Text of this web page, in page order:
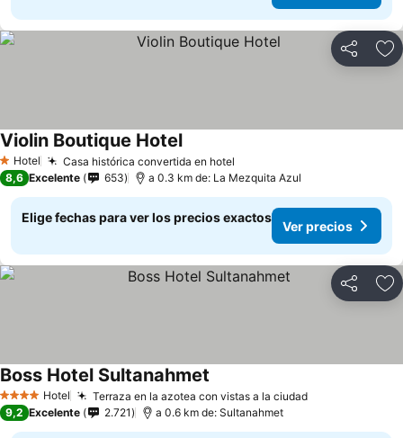
Compartir
1 Estrellas
Hotel Casa histórica convertida en hotel
Violin Boutique Hotel
8,6 Excelente 653 a 0.3 km de: La Mezquita Azul
Elige fechas para ver los precios exactos
Ver precios
Compartir
4 EstrellasHotel Terraza en la azotea con vistas a la ciudad
Boss Hotel Sultanahmet
9,2 Excelente 2.721 a 0.6 km de: Sultanahmet